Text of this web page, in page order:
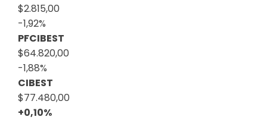
$2.815,00
-1,92%
PFCIBEST
$64.820,00
-1,88%
CIBEST
$77.480,00
+0,10%